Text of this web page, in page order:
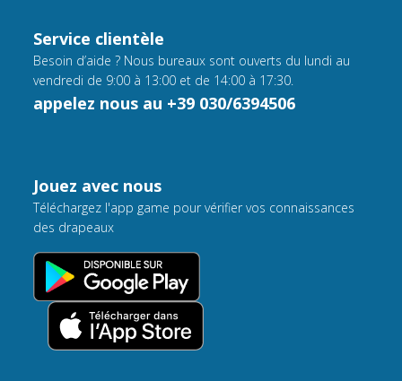
Service clientèle
Besoin d’aide ? Nous bureaux sont ouverts du lundi au
vendredi de 9:00 à 13:00 et de 14:00 à 17:30.
appelez nous au +39 030/6394506
Jouez avec nous
Téléchargez l'app game pour vérifier vos connaissances
des drapeaux